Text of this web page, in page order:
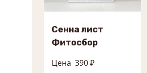
Сенна лист
Фитосбор
Цена 390 ₽